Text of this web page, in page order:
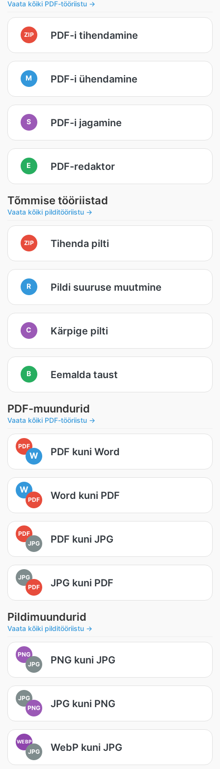
Vaata kõiki PDF-tööriistu →
ZIP PDF-i tihendamine
M PDF-i ühendamine
S PDF-i jagamine
E PDF-redaktor
Tõmmise tööriistad
Vaata kõiki pilditööriistu →
ZIP Tihenda pilti
R Pildi suuruse muutmine
C Kärpige pilti
B Eemalda taust
PDF-muundurid
Vaata kõiki PDF-tööriistu →
PDF
W PDF kuni Word
W
PDF Word kuni PDF
PDF
JPG
PDF kuni JPG
JPG
PDF
JPG kuni PDF
Pildimuundurid
Vaata kõiki pilditööriistu →
PNG
JPG
PNG kuni JPG
JPG
PNG
JPG kuni PNG
WEBP
JPG WebP kuni JPG